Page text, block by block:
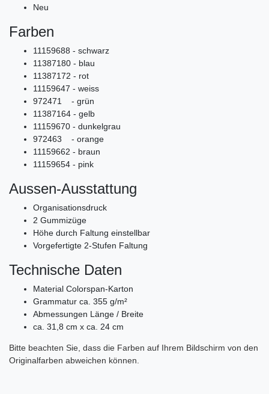
Neu
Farben
11159688 - schwarz
11387180 - blau
11387172 - rot
11159647 - weiss
972471 - grün
11387164 - gelb
11159670 - dunkelgrau
972463 - orange
11159662 - braun
11159654 - pink
Aussen-Ausstattung
Organisationsdruck
2 Gummizüge
Höhe durch Faltung einstellbar
Vorgefertigte 2-Stufen Faltung
Technische Daten
Material Colorspan-Karton
Grammatur ca. 355 g/m²
Abmessungen Länge / Breite
ca. 31,8 cm x ca. 24 cm
Bitte beachten Sie, dass die Farben auf Ihrem Bildschirm von den
Originalfarben abweichen können.